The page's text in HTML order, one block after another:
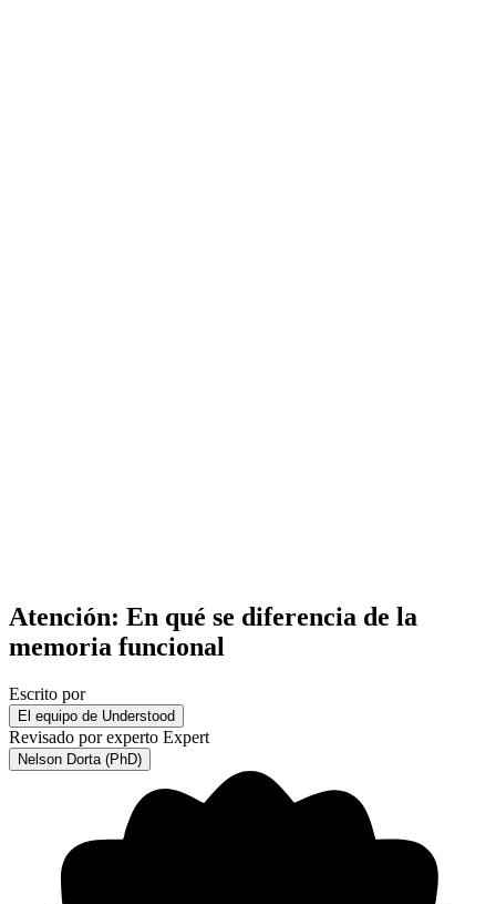
Atención: En qué se diferencia de la
memoria funcional
Escrito por
El equipo de Understood
Revisado por experto Expert
Nelson Dorta (PhD)